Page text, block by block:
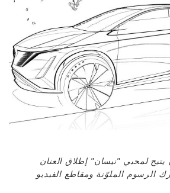
يتيح لمحبي "نيسان" إطلاق العنان
الرسوم الملوّنة ومقاطع الفيديو